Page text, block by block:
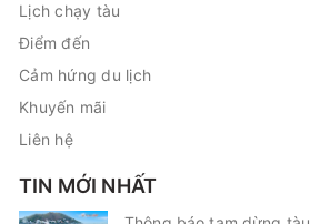
Lịch chạy tàu
Điểm đến
Cảm hứng du lịch
Khuyến mãi
Liên hệ
TIN MỚI NHẤT